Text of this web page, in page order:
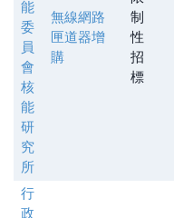
能
委
員
會
核
能
研
究
所
無線網路
匣道器增
購
制
性
招
標
行
政